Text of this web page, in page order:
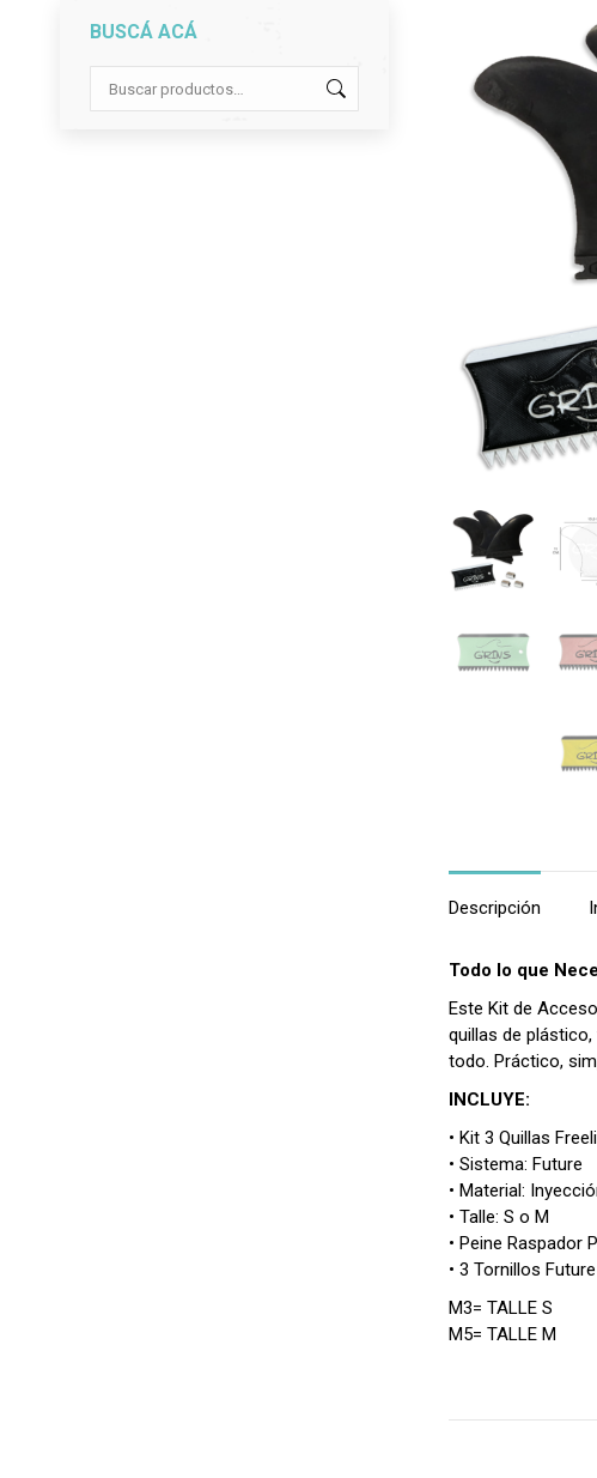
Descripción
Todo lo que
Este Kit de
quillas de
todo. Práctico,
INCLUYE:
• Kit 3 Quillas
• Sistema: Future
• Material:
• Talle: S o M
• Peine Raspador
• 3 Tornillos
M3= TALLE S
M5= TALLE M
BUSCÁ ACÁ